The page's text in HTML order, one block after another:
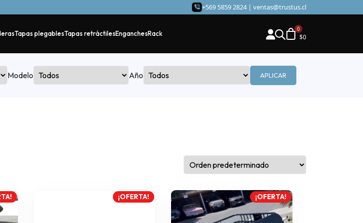
+569 5859 2824 | ventas@trustus.cl
Tapas plegablesTapas retráctilesEnganchesRack $0
Modelo Año APLICAR
¡OFERTA! ¡OFERTA!